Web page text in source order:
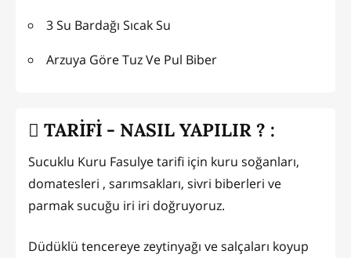
3 Su Bardağı Sıcak Su
Arzuya Göre Tuz Ve Pul Biber
TARİFİ - NASIL YAPILIR ? :
Sucuklu Kuru Fasulye tarifi için kuru soğanları,
domatesleri , sarımsakları, sivri biberleri ve
parmak sucuğu iri iri doğruyoruz.
Düdüklü tencereye zeytinyağı ve salçaları koyup